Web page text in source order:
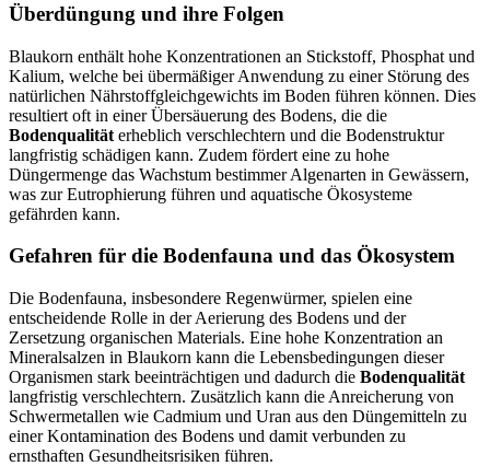
Überdüngung und ihre Folgen
Blaukorn enthält hohe Konzentrationen an Stickstoff, Phosphat und
Kalium, welche bei übermäßiger Anwendung zu einer Störung des
natürlichen Nährstoffgleichgewichts im Boden führen können. Dies
resultiert oft in einer Übersäuerung des Bodens, die die
Bodenqualität erheblich verschlechtern und die Bodenstruktur
langfristig schädigen kann. Zudem fördert eine zu hohe
Düngermenge das Wachstum bestimmer Algenarten in Gewässern,
was zur Eutrophierung führen und aquatische Ökosysteme
gefährden kann.
Gefahren für die Bodenfauna und das Ökosystem
Die Bodenfauna, insbesondere Regenwürmer, spielen eine
entscheidende Rolle in der Aerierung des Bodens und der
Zersetzung organischen Materials. Eine hohe Konzentration an
Mineralsalzen in Blaukorn kann die Lebensbedingungen dieser
Organismen stark beeinträchtigen und dadurch die Bodenqualität
langfristig verschlechtern. Zusätzlich kann die Anreicherung von
Schwermetallen wie Cadmium und Uran aus den Düngemitteln zu
einer Kontamination des Bodens und damit verbunden zu
ernsthaften Gesundheitsrisiken führen.